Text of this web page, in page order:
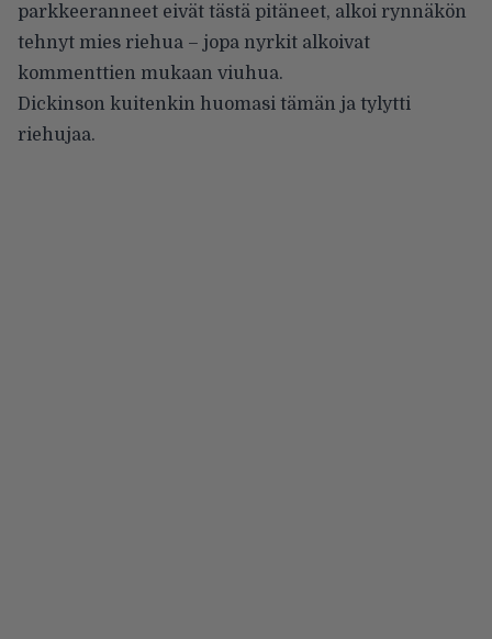
parkkeeranneet eivät tästä pitäneet, alkoi rynnäkön
tehnyt mies riehua – jopa nyrkit alkoivat
kommenttien mukaan viuhua.
Dickinson kuitenkin huomasi tämän ja tylytti
riehujaa.